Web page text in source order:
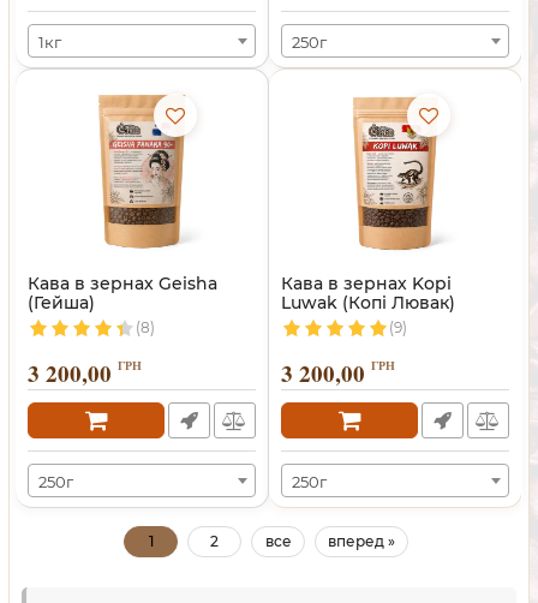
1кг 250г
Кава в зернах Geisha
(Гейша)
(8)
3 200,00 ГРН
250г
Кава в зернах Kopi
Luwak (Копі Лювак)
(9)
3 200,00 ГРН
250г
1 2 все вперед »